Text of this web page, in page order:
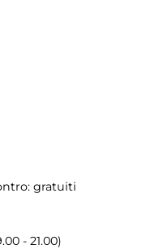
gratuiti
- 21.00)